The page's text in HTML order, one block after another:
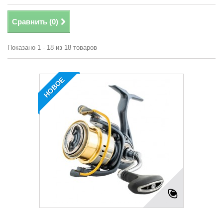
Сравнить (0)
Показано 1 - 18 из 18 товаров
НОВОЕ